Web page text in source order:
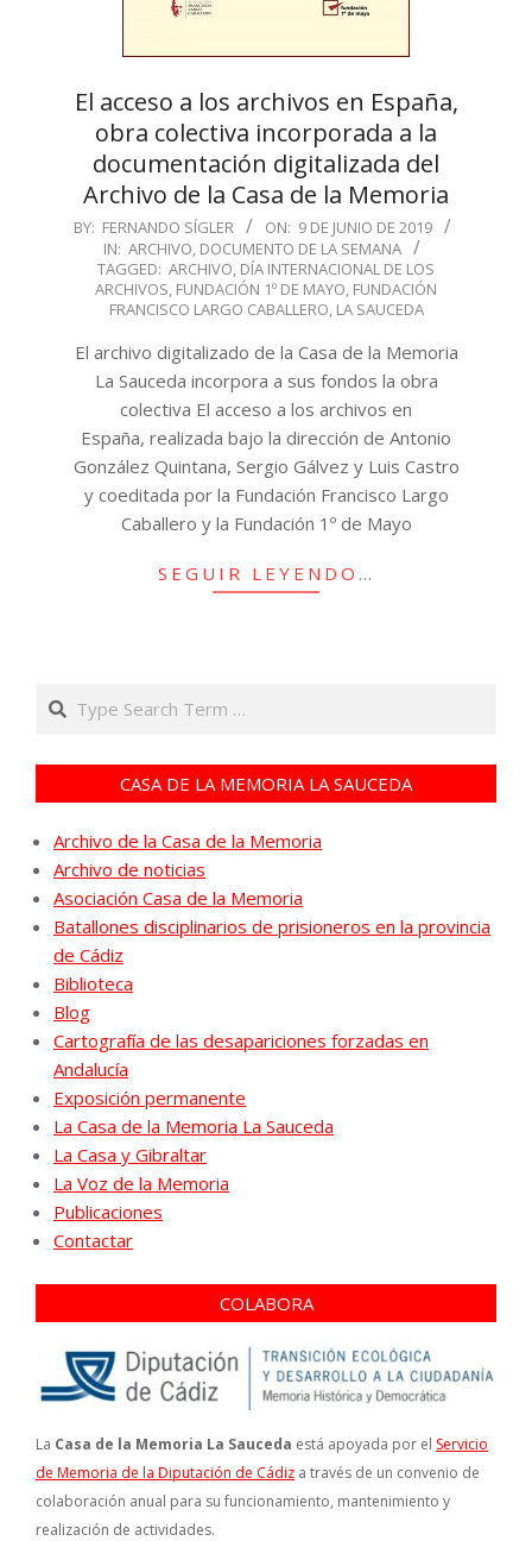
El acceso a los archivos en España,
obra colectiva incorporada a la
documentación digitalizada del
Archivo de la Casa de la Memoria
2019-
BY: FERNANDO SÍGLER ON: 9 DE JUNIO DE 2019
IN: ARCHIVO, DOCUMENTO DE LA SEMANA
TAGGED: ARCHIVO, DÍA INTERNACIONAL DE LOS
ARCHIVOS, FUNDACIÓN 1º DE MAYO, FUNDACIÓN
FRANCISCO LARGO CABALLERO, LA SAUCEDA
El archivo digitalizado de la Casa de la Memoria
La Sauceda incorpora a sus fondos la obra
colectiva El acceso a los archivos en
España, realizada bajo la dirección de Antonio
González Quintana, Sergio Gálvez y Luis Castro
y coeditada por la Fundación Francisco Largo
Caballero y la Fundación 1º de Mayo
SEGUIR LEYENDO…
Search
CASA DE LA MEMORIA LA SAUCEDA
Archivo de la Casa de la Memoria
Archivo de noticias
Asociación Casa de la Memoria
Batallones disciplinarios de prisioneros en la provincia
de Cádiz
Biblioteca
Blog
Cartografía de las desapariciones forzadas en
Andalucía
Exposición permanente
La Casa de la Memoria La Sauceda
La Casa y Gibraltar
La Voz de la Memoria
Publicaciones
Contactar
COLABORA
La Casa de la Memoria La Sauceda está apoyada por el Servicio
de Memoria de la Diputación de Cádiz a través de un convenio de
colaboración anual para su funcionamiento, mantenimiento y
realización de actividades.